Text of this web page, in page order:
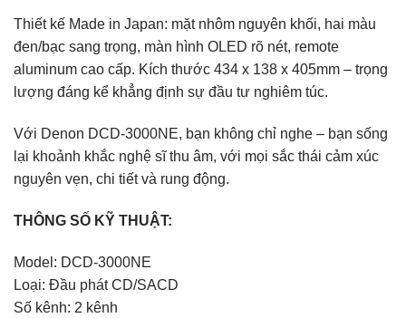
Thiết kế Made in Japan: mặt nhôm nguyên khối, hai màu
đen/bạc sang trọng, màn hình OLED rõ nét, remote
aluminum cao cấp. Kích thước 434 x 138 x 405mm – trọng
lượng đáng kể khẳng định sự đầu tư nghiêm túc.
Với Denon DCD-3000NE, bạn không chỉ nghe – bạn sống
lại khoảnh khắc nghệ sĩ thu âm, với mọi sắc thái cảm xúc
nguyên vẹn, chi tiết và rung động.
THÔNG SỐ KỸ THUẬT:
Model: DCD-3000NE
Loại: Đầu phát CD/SACD
Số kênh: 2 kênh